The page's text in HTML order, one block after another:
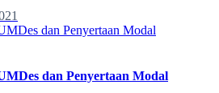
dan Penyertaan Modal